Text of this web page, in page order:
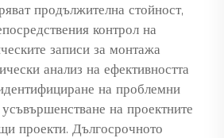
продължителна стойност,
контрол на
записи за монтажа
анализ на ефективността
на проблемни
на проектните
проекти. Дългосрочното